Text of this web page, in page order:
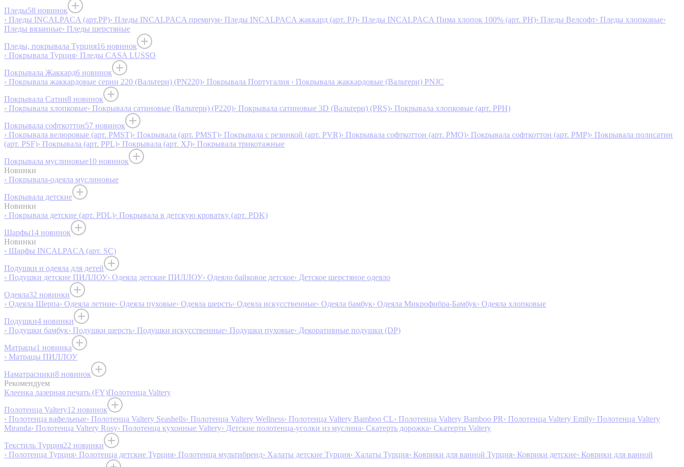
Пледы58 новинок
› Пледы INCALPACA (арт.PP)› Пледы INCALPACA премиум› Пледы INCALPACA жаккард (арт. PJ)› Пледы INCALPACA Пима хлопок 100% (арт. PH)› Пледы Велсофт› Пледы хлопковые›
Пледы вязанные› Пледы шерстяные
Пледы, покрывала Турция16 новинок
› Покрывала Турция› Пледы CASA LUSSO
Покрывала Жаккард6 новинок
› Покрывала жаккардовые серии 220 (Вальтери) (PN220)› Покрывала Португалия › Покрывала жаккардовые (Вальтери) PNJC
Покрывала Сатин8 новинок
› Покрывала хлопковые› Покрывала сатиновые (Вальтери) (P220)› Покрывала сатиновые 3D (Вальтери) (PRS)› Покрывала хлопковые (арт. PPH)
Покрывала софткоттон57 новинок
› Покрывала велюровые (арт. PMST)› Покрывала (арт. PMST)› Покрывала с резинкой (арт. PVR)› Покрывала софткоттон (арт. PMO)› Покрывала софткоттон (арт. PMP)› Покрывала полисатин
(арт. PSF)› Покрывала (арт. PPL)› Покрывала (арт. XJ)› Покрывала трикотажные
Покрывала муслиновые10 новинок
Новинки
› Покрывала-одеяла муслиновые
Покрывала детские
Новинки
› Покрывала детские (арт. PDL)› Покрывала в детскую кроватку (арт. PDK)
Шарфы14 новинок
Новинки
› Шарфы INCALPACA (арт. SC)
Подушки и одеяла для детей
› Подушки детские ПИЛЛОУ› Одеяла детские ПИЛЛОУ› Одеяло байковое детское› Детское шерстяное одеяло
Одеяла32 новинки
› Одеяла Шерпа› Одеяла летние› Одеяла пуховые› Одеяла шерсть› Одеяла искусственные› Одеяла бамбук› Одеяла Микрофибра-Бамбук› Одеяла хлопковые
Подушки4 новинки
› Подушки бамбук› Подушки шерсть› Подушки искусственные› Подушки пуховые› Декоративные подушки (DP)
Матрацы1 новинка
› Матрацы ПИЛЛОУ
Наматрасники8 новинок
Рекомендуем
Клеенка лазерная печать (FY)Полотенца Valtery
Полотенца Valtery12 новинок
› Полотенца вафельные› Полотенца Valtery Seashells› Полотенца Valtery Wellness› Полотенца Valtery Bamboo CL› Полотенца Valtery Bamboo PR› Полотенца Valtery Emily› Полотенца Valtery
Miranda› Полотенца Valtery Rosy› Полотенца кухонные Valtery› Детские полотенца-уголки из муслина› Скатерть дорожка› Скатерти Valtery
Текстиль Турция22 новинки
› Полотенца Турция› Полотенца детские Турция› Полотенца мультибренд› Халаты детские Турция› Халаты Турция› Коврики для ванной Турция› Коврики детские› Коврики для ванной